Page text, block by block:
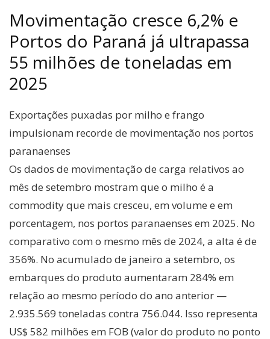
Movimentação cresce 6,2% e
Portos do Paraná já ultrapassa
55 milhões de toneladas em
2025
Exportações puxadas por milho e frango
impulsionam recorde de movimentação nos portos
paranaenses
Os dados de movimentação de carga relativos ao
mês de setembro mostram que o milho é a
commodity que mais cresceu, em volume e em
porcentagem, nos portos paranaenses em 2025. No
comparativo com o mesmo mês de 2024, a alta é de
356%. No acumulado de janeiro a setembro, os
embarques do produto aumentaram 284% em
relação ao mesmo período do ano anterior —
2.935.569 toneladas contra 756.044. Isso representa
US$ 582 milhões em FOB (valor do produto no ponto